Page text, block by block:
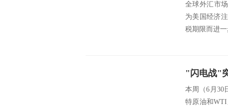
全球外汇市
为美国经济
税期限而进
本周（6月30
特原油和